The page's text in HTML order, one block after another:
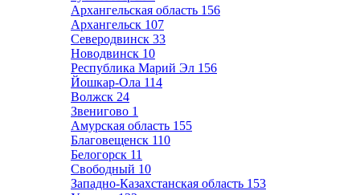
Архангельская область 156
Архангельск 107
Северодвинск 33
Новодвинск 10
Республика Марий Эл 156
Йошкар-Ола 114
Волжск 24
Звенигово 1
Амурская область 155
Благовещенск 110
Белогорск 11
Свободный 10
Западно-Казахстанская область 153